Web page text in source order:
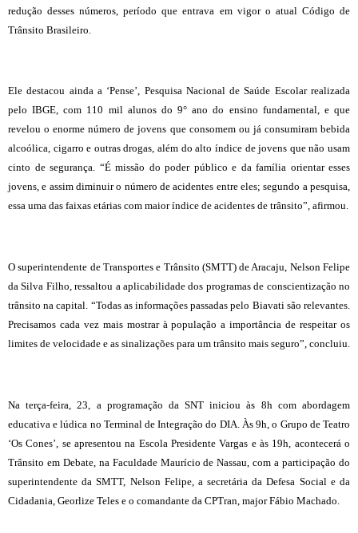
redução desses números, período que entrava em vigor o atual Código de
Trânsito Brasileiro.
Ele destacou ainda a ‘Pense’, Pesquisa Nacional de Saúde Escolar realizada
pelo IBGE, com 110 mil alunos do 9° ano do ensino fundamental, e que
revelou o enorme número de jovens que consomem ou já consumiram bebida
alcoólica, cigarro e outras drogas, além do alto índice de jovens que não usam
cinto de segurança. “É missão do poder público e da família orientar esses
jovens, e assim diminuir o número de acidentes entre eles; segundo a pesquisa,
essa uma das faixas etárias com maior índice de acidentes de trânsito”, afirmou.
O superintendente de Transportes e Trânsito (SMTT) de Aracaju, Nelson Felipe
da Silva Filho, ressaltou a aplicabilidade dos programas de conscientização no
trânsito na capital. “Todas as informações passadas pelo Biavati são relevantes.
Precisamos cada vez mais mostrar à população a importância de respeitar os
limites de velocidade e as sinalizações para um trânsito mais seguro”, concluiu.
Na terça-feira, 23, a programação da SNT iniciou às 8h com abordagem
educativa e lúdica no Terminal de Integração do DIA. Às 9h, o Grupo de Teatro
‘Os Cones’, se apresentou na Escola Presidente Vargas e às 19h, acontecerá o
Trânsito em Debate, na Faculdade Maurício de Nassau, com a participação do
superintendente da SMTT, Nelson Felipe, a secretária da Defesa Social e da
Cidadania, Georlize Teles e o comandante da CPTran, major Fábio Machado.